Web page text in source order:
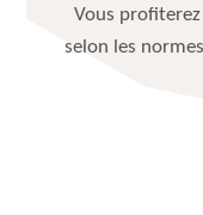
Vous
selon les